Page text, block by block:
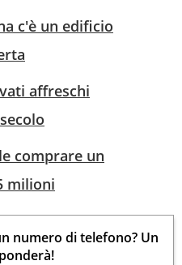
c'è un edificio
affreschi
comprare un
milioni
numero di telefono? Un